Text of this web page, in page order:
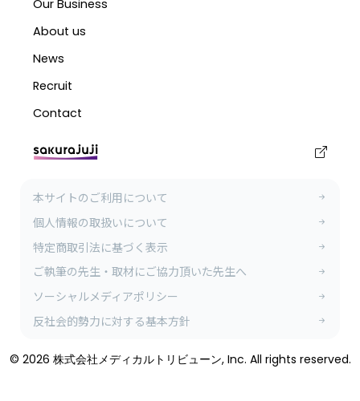
本サイトのご利用について
個人情報の取扱いについて
特定商取引法に基づく表示
ご執筆の先生・取材にご協力頂いた先生へ
ソーシャルメディアポリシー
反社会的勢力に対する基本方針
© 2026 株式会社メディカルトリビューン, Inc. All rights reserved.